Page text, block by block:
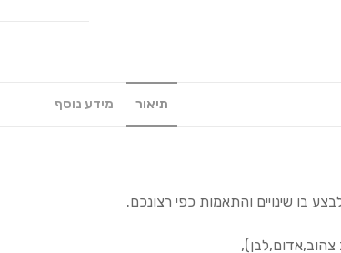
תיאור מידע נוסף
בו שינויים והתאמות כפי רצונכם.
צהוב,אדום,לבן),